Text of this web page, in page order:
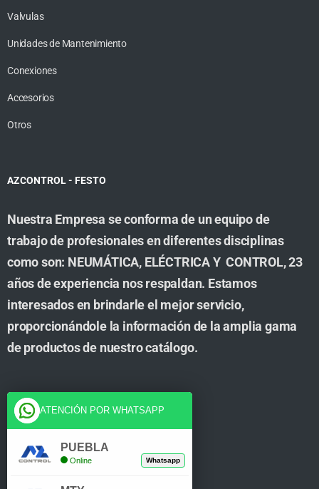
Valvulas
Unidades de Mantenimiento
Conexiones
Accesorios
Otros
AZCONTROL - FESTO
Nuestra Empresa se conforma de un equipo de
trabajo de profesionales en diferentes disciplinas
como son: NEUMÁTICA, ELÉCTRICA Y CONTROL, 23
años de experiencia nos respaldan. Estamos
interesados en brindarle el mejor servicio,
proporcionándole la información de la amplia gama
de productos de nuestro catálogo.
Cuenta
Tienda
ATENCIÓN POR WHATSAPP
PUEBLA
Online Whatsapp